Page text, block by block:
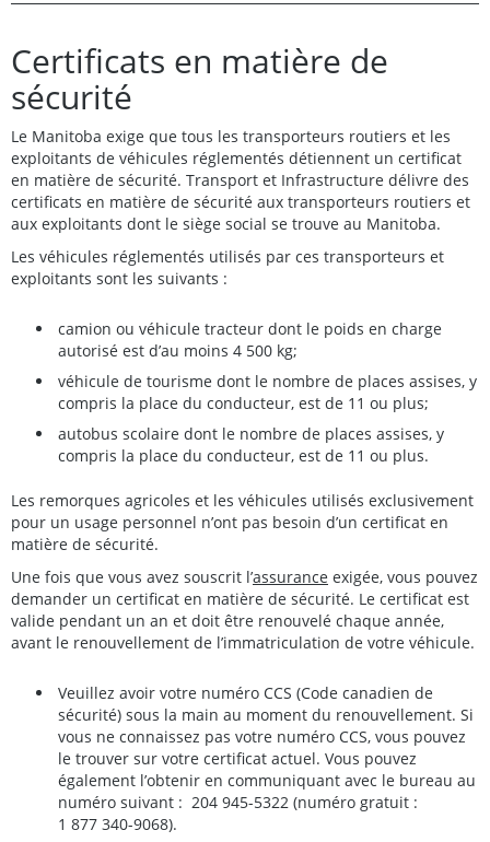
Certificats en matière de
sécurité
Le Manitoba exige que tous les transporteurs routiers et les
exploitants de véhicules réglementés détiennent un certificat
en matière de sécurité. Transport et Infrastructure délivre des
certificats en matière de sécurité aux transporteurs routiers et
aux exploitants dont le siège social se trouve au Manitoba.
Les véhicules réglementés utilisés par ces transporteurs et
exploitants sont les suivants :
camion ou véhicule tracteur dont le poids en charge
autorisé est d’au moins 4 500 kg;
véhicule de tourisme dont le nombre de places assises, y
compris la place du conducteur, est de 11 ou plus;
autobus scolaire dont le nombre de places assises, y
compris la place du conducteur, est de 11 ou plus.
Les remorques agricoles et les véhicules utilisés exclusivement
pour un usage personnel n’ont pas besoin d’un certificat en
matière de sécurité.
Une fois que vous avez souscrit l’assurance exigée, vous pouvez
demander un certificat en matière de sécurité. Le certificat est
valide pendant un an et doit être renouvelé chaque année,
avant le renouvellement de l’immatriculation de votre véhicule.
Veuillez avoir votre numéro CCS (Code canadien de
sécurité) sous la main au moment du renouvellement. Si
vous ne connaissez pas votre numéro CCS, vous pouvez
le trouver sur votre certificat actuel. Vous pouvez
également l’obtenir en communiquant avec le bureau au
numéro suivant : 204 945-5322 (numéro gratuit :
1 877 340-9068).